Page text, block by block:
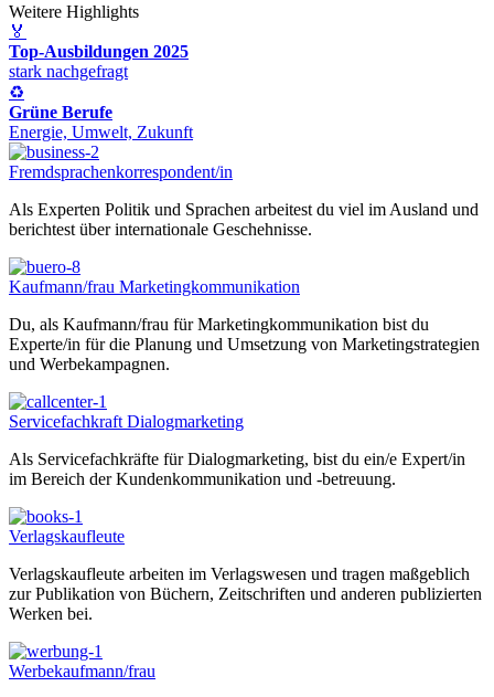
Weitere Highlights
🏅
Top-Ausbildungen 2025
stark nachgefragt
♻️
Grüne Berufe
Energie, Umwelt, Zukunft
Fremdsprachenkorrespondent/in
Als Experten Politik und Sprachen arbeitest du viel im Ausland und
berichtest über internationale Geschehnisse.
Kaufmann/frau Marketingkommunikation
Du, als Kaufmann/frau für Marketingkommunikation bist du
Experte/in für die Planung und Umsetzung von Marketingstrategien
und Werbekampagnen.
Servicefachkraft Dialogmarketing
Als Servicefachkräfte für Dialogmarketing, bist du ein/e Expert/in
im Bereich der Kundenkommunikation und -betreuung.
Verlagskaufleute
Verlagskaufleute arbeiten im Verlagswesen und tragen maßgeblich
zur Publikation von Büchern, Zeitschriften und anderen publizierten
Werken bei.
Werbekaufmann/frau